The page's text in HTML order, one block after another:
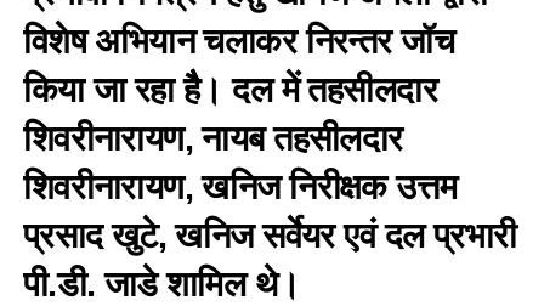
विशेष अभियान चलाकर निरन्तर जॉच
किया जा रहा हैै। दल में तहसीलदार
शिवरीनारायण, नायब तहसीलदार
शिवरीनारायण, खनिज निरीक्षक उत्तम
प्रसाद खुटे, खनिज सर्वेयर एवं दल प्रभारी
पी.डी. जाडे शामिल थे।